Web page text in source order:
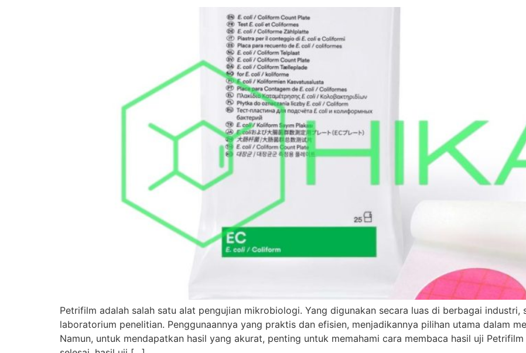
Petrifilm adalah salah satu alat pengujian mikrobiologi. Yang digunakan secara luas di berbagai industri,
laboratorium penelitian. Penggunaannya yang praktis dan efisien, menjadikannya pilihan utama dalam
Namun, untuk mendapatkan hasil yang akurat, penting untuk memahami cara membaca hasil uji